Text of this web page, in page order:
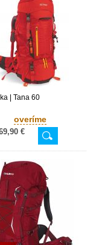
| Tana 60
overíme
€